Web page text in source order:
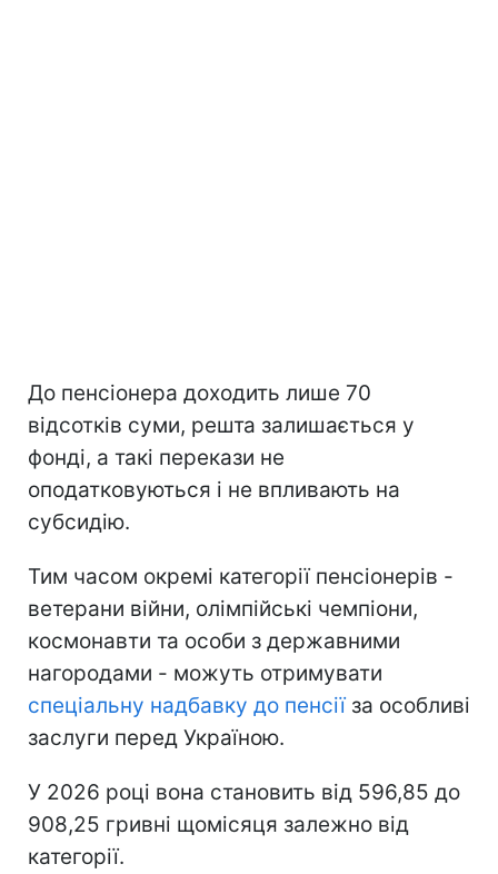
До пенсіонера доходить лише 70
відсотків суми, решта залишається у
фонді, а такі перекази не
оподатковуються і не впливають на
субсидію.
Тим часом окремі категорії пенсіонерів -
ветерани війни, олімпійські чемпіони,
космонавти та особи з державними
нагородами - можуть отримувати
спеціальну надбавку до пенсіїза особливі
заслуги перед Україною.
У 2026 році вона становить від 596,85 до
908,25 гривні щомісяця залежно від
категорії.